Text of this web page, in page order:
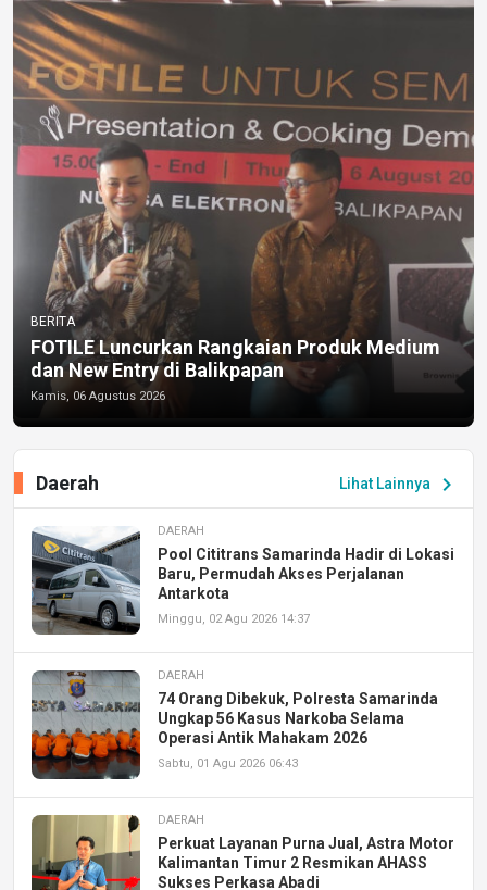
BERITA
FOTILE Luncurkan Rangkaian Produk Medium
dan New Entry di Balikpapan
Kamis, 06 Agustus 2026
Lihat Lainnya chevron_right
Daerah
DAERAH
Pool Cititrans Samarinda Hadir di Lokasi
Baru, Permudah Akses Perjalanan
Antarkota
Minggu, 02 Agu 2026 14:37
DAERAH
74 Orang Dibekuk, Polresta Samarinda
Ungkap 56 Kasus Narkoba Selama
Operasi Antik Mahakam 2026
Sabtu, 01 Agu 2026 06:43
DAERAH
Perkuat Layanan Purna Jual, Astra Motor
Kalimantan Timur 2 Resmikan AHASS
Sukses Perkasa Abadi